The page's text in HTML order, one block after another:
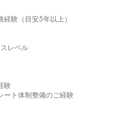
験（目安5年以上）
レベル
験
ート体制整備のご経験